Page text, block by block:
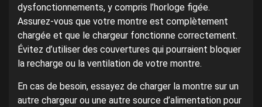
dysfonctionnements, y compris l’horloge figée.
Assurez-vous que votre montre est complètement
chargée et que le chargeur fonctionne correctement.
Évitez d’utiliser des couvertures qui pourraient bloquer
la recharge ou la ventilation de votre montre.
En cas de besoin, essayez de charger la montre sur un
autre chargeur ou une autre source d’alimentation pour